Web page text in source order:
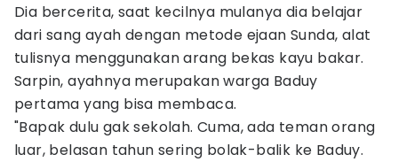
Dia bercerita, saat kecilnya mulanya dia belajar
dari sang ayah dengan metode ejaan Sunda, alat
tulisnya menggunakan arang bekas kayu bakar.
Sarpin, ayahnya merupakan warga Baduy
pertama yang bisa membaca.
"Bapak dulu gak sekolah. Cuma, ada teman orang
luar, belasan tahun sering bolak-balik ke Baduy.